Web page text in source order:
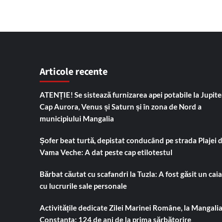
Articole recente
ATENȚIE! Se sistează furnizarea apei potabile la
Cap Aurora, Venus și Saturn și în zona de Nord a
municipiului Mangalia
Șofer beat turtă, depistat conducând pe strada Plajei
Vama Veche: A dat peste cap etilotestul
Bărbat căutat cu scafandri la Tuzla: A fost găsit un
cu lucrurile sale personale
Activitățile dedicate Zilei Marinei Române, la
Constanța: 124 de ani de la prima sărbătorire